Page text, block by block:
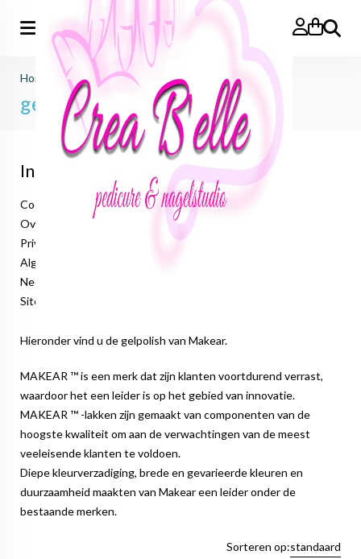
Zoeken
Home makear >gelpolish 8ml
gelpolish 8ml
Informatie
Cookieverklaring
Over ons
Privacyverklaring
Algemene voorwaarden
Neem contact op
Sitemap
Hieronder vind u de gelpolish van Makear.
MAKEAR ™ is een merk dat zijn klanten voortdurend verrast,
waardoor het een leider is op het gebied van innovatie.
MAKEAR ™ -lakken zijn gemaakt van componenten van de
hoogste kwaliteit om aan de verwachtingen van de meest
veeleisende klanten te voldoen.
Diepe kleurverzadiging, brede en gevarieerde kleuren en
duurzaamheid maakten van Makear een leider onder de
bestaande merken.
Sorteren op:standaard